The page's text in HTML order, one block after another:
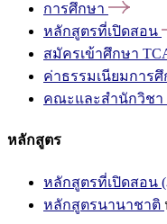
การศึกษา
หลักสูตรที่เปิดสอน
สมัครเข้าศึกษา
ค่าธรรมเนียมการศึ
คณะและสำนักวิชา
หลักสูตร
หลักสูตรที่เปิดสอน
หลักสูตรนานาชาติ